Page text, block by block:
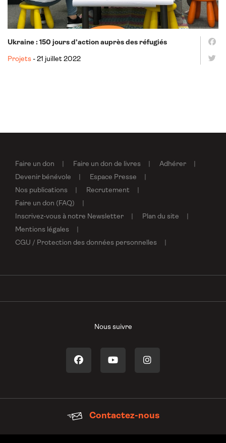
Ukraine : 150 jours d’action auprès des réfugiés
Projets - 21 juillet 2022
Faire un don Faire un don de livres
Adhérer
Devenir bénévole
Espace Presse
Nos publications
Recrutement
Faire un don (FAQ)
Inscrivez-vous à notre Newsletter
Plan du site
Mentions légales
CGU / Protection des données personnelles
Nous suivre
Contactez-nous